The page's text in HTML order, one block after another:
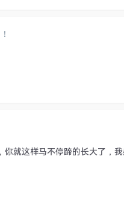
就这样马不停蹄的长大了，